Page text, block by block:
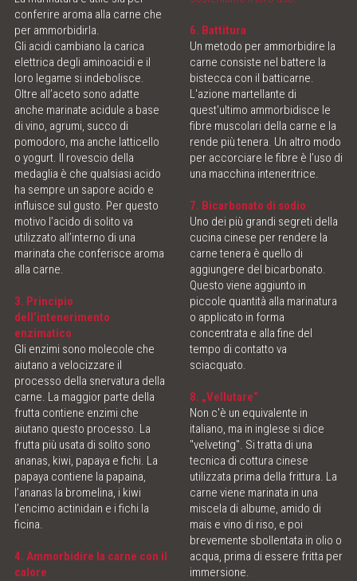
conferire aroma alla carne che
per ammorbidirla.
Gli acidi cambiano la carica
elettrica degli aminoacidi e il
loro legame si indebolisce.
Oltre all’aceto sono adatte
anche marinate acidule a base
di vino, agrumi, succo di
pomodoro, ma anche latticello
o yogurt. Il rovescio della
medaglia è che qualsiasi acido
ha sempre un sapore acido e
influisce sul gusto. Per questo
motivo l’acido di solito va
utilizzato all’interno di una
marinata che conferisce aroma
alla carne.
3. Principio
dell’intenerimento
enzimatico
Gli enzimi sono molecole che
aiutano a velocizzare il
processo della snervatura della
carne. La maggior parte della
frutta contiene enzimi che
aiutano questo processo. La
frutta più usata di solito sono
ananas, kiwi, papaya e fichi. La
papaya contiene la papaina,
l’ananas la bromelina, i kiwi
l’encimo actinidain e i fichi la
ficina.
4. Ammorbidire la carne con il
calore
6. Battitura
Un metodo per ammorbidire la
carne consiste nel battere la
bistecca con il batticarne.
L'azione martellante di
quest'ultimo ammorbidisce le
fibre muscolari della carne e la
rende più tenera. Un altro modo
per accorciare le fibre è l’uso di
una macchina inteneritrice.
7. Bicarbonato di sodio
Uno dei più grandi segreti della
cucina cinese per rendere la
carne tenera è quello di
aggiungere del bicarbonato.
Questo viene aggiunto in
piccole quantità alla marinatura
o applicato in forma
concentrata e alla fine del
tempo di contatto va
sciacquato.
8. „Vellutare“
Non c'è un equivalente in
italiano, ma in inglese si dice
"velveting". Si tratta di una
tecnica di cottura cinese
utilizzata prima della frittura. La
carne viene marinata in una
miscela di albume, amido di
mais e vino di riso, e poi
brevemente sbollentata in olio o
acqua, prima di essere fritta per
immersione.